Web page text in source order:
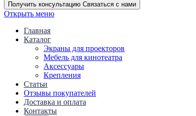
Получить консультацию Связаться с нами
Открыть меню
Главная
Каталог
Экраны для проекторов
Mебель для кинотеатра
Аксессуары
Крепления
Статьи
Отзывы покупателей
Доставка и оплата
Контакты